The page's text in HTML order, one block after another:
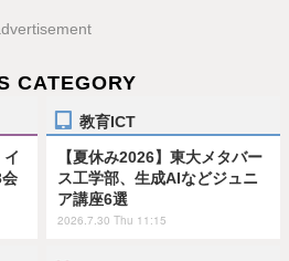
CATEGORY
イ
教育ICT
【夏休み2026】東大メタバー
ス工学部、生成AIなどジュニ
ア講座6選
2026.7.30 Thu 11:15